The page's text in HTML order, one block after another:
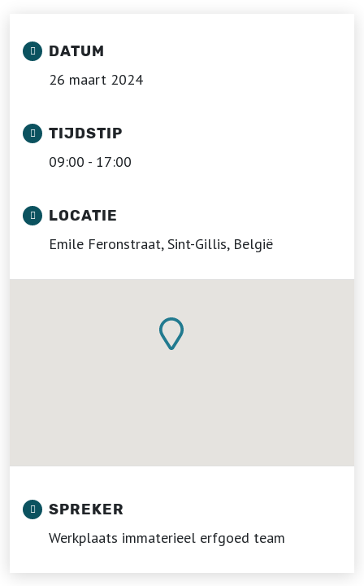
DATUM
26 maart 2024
TIJDSTIP
09:00 - 17:00
LOCATIE
Emile Feronstraat, Sint-Gillis, België
SPREKER
Werkplaats immaterieel erfgoed team